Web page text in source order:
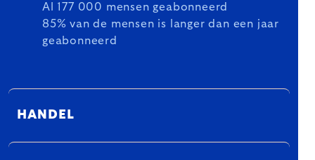
Al 177 000 mensen geabonneerd
85% van de mensen is langer dan een jaar
geabonneerd
HANDEL